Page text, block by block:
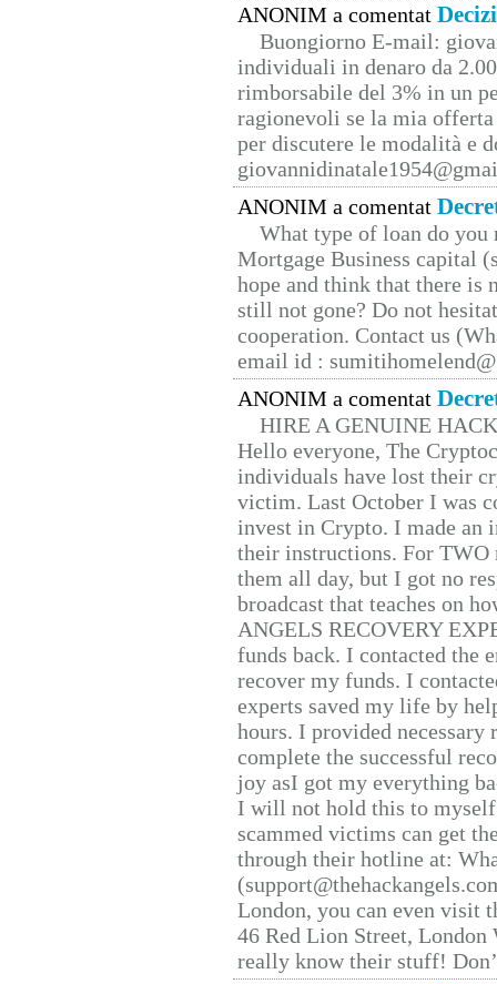
ANONIM a comentat
Buongiorno E-mail:
individuali in denaro da
rimborsabile del 3% in un
ragionevoli se la mia
per discutere le modalità e
ANONIM a comentat
What type of loan do you
Mortgage Business capital
hope and think that there is
still not gone? Do not
cooperation. Contact us
email id :
ANONIM a comentat
HIRE A GENUINE
Hello everyone, The
individuals have lost their
victim. Last October I was
invest in Crypto. I made
their instructions. For TWO
them all day, but I got no
broadcast that teaches on
ANGELS RECOVERY
funds back. I contacted the
recover my funds. I
experts saved my life by
hours. I provided
complete the successful
joy asI got my everything
I will not hold this to
scammed victims can get
through their hotline at:
London, you can even visit
46 Red Lion Street, London
really know their stuff!